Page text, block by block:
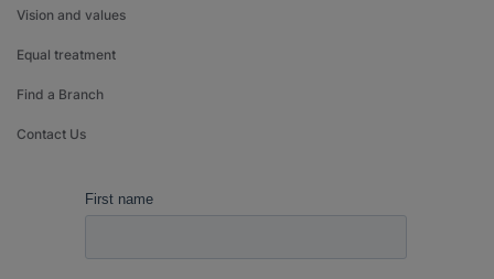
Vision and values
Equal treatment
Find a Branch
Contact Us